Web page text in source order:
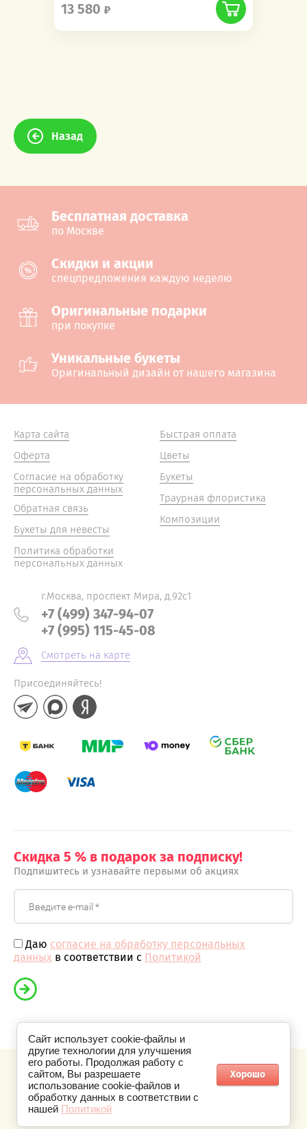
13 580
Назад
Бесплатная доставка
по Москве
Cкидки и акции
спецпредложения каждую неделю
Оригинальные подарки
при покупке
Уникальные букеты
Оригинальный дизайн от нашего магазина
Карта сайта
Оферта
Согласие на обработку
персональных данных
Обратная связь
Букеты для невесты
Политика обработки
персональных данных
Быстрая оплата
Цветы
Букеты
Траурная флористика
Композиции
г.Москва, проспект Мира, д.92с1
+7 (499) 347-94-07
+7 (995) 115-45-08
Смотреть на карте
Присоединяйтесь!
Скидка 5 % в подарок за подписку!
Подпишитесь и узнавайте первыми об акциях
Даю согласие на обработку персональных
данных в соответствии с Политикой
©2014 - 2026 Бутик Цветов
Сайт использует cookie-файлы и
другие технологии для улучшения
его работы. Продолжая работу с
сайтом, Вы разрешаете
использование cookie-файлов и
обработку данных в соответствии с
нашей Политикой
Хорошо